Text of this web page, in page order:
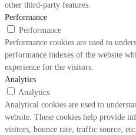
other third-party features.
Performance
Performance
Performance cookies are used to
performance indexes of the website
experience for the visitors.
Analytics
Analytics
Analytical cookies are used to
website. These cookies help provide
visitors, bounce rate, traffic source, etc.